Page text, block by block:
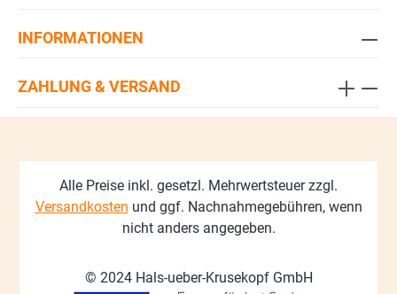
INFORMATIONEN
ZAHLUNG & VERSAND
Alle Preise inkl. gesetzl. Mehrwertsteuer zzgl.
Versandkosten und ggf. Nachnahmegebühren, wenn
nicht anders angegeben.
© 2024 Hals-ueber-Krusekopf GmbH